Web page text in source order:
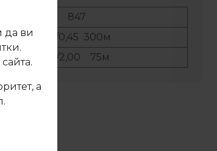
да ви
а
847
22/0,45 300м
22/2,00 75м